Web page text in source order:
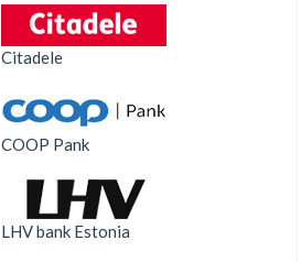
Citadele
COOP Pank
LHV bank Estonia